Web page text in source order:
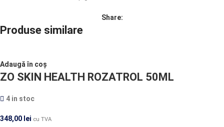
Share:
Produse similare
Adaugă în coș
ZO SKIN HEALTH ROZATROL 50ML
4 in stoc
348,00 lei cu TVA